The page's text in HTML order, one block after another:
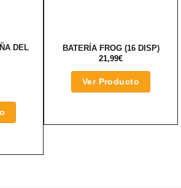
DEL
BATERÍA FROG (16 DISP)
21,99€
Ver Producto